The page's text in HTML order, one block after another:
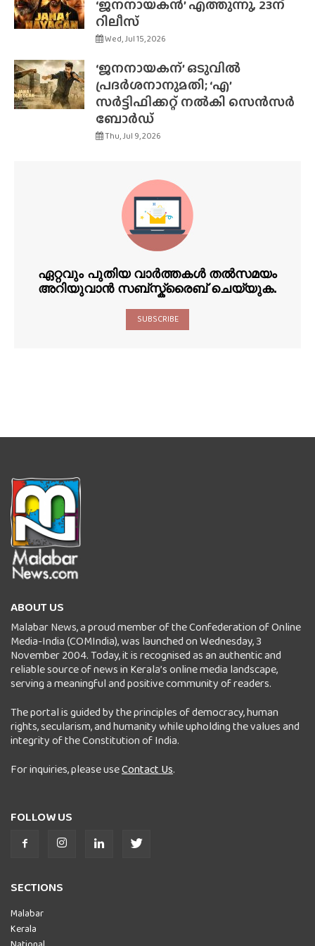
‘ജനനായകൻ’ എത്തുന്നു, 23ന്
റിലീസ്
Wed, Jul 15, 2026
‘ജനനായകന്’ ഒടുവിൽ
പ്രദർശനാനുമതി; ‘എ’
സർട്ടിഫിക്കറ്റ് നൽകി സെൻസർ
ബോർഡ്
Thu, Jul 9, 2026
ഏറ്റവും പുതിയ വാർത്തകൾ തൽസമയം
അറിയുവാൻ സബ്സ്ക്രൈബ് ചെയ്യുക.
SUBSCRIBE
ABOUT US
Malabar News, a proud member of the Confederation of Online
Media-India (COMIndia), was launched on Wednesday, 3
November 2004. Today, it is recognised as an authentic and
reliable source of news in Kerala’s online media landscape,
serving a meaningful and positive community of readers.
The portal is guided by the principles of democracy, human
rights, secularism, and humanity while upholding the values and
integrity of the Constitution of India.
For inquiries, please useContact Us.
FOLLOW US
SECTIONS
Malabar
Kerala